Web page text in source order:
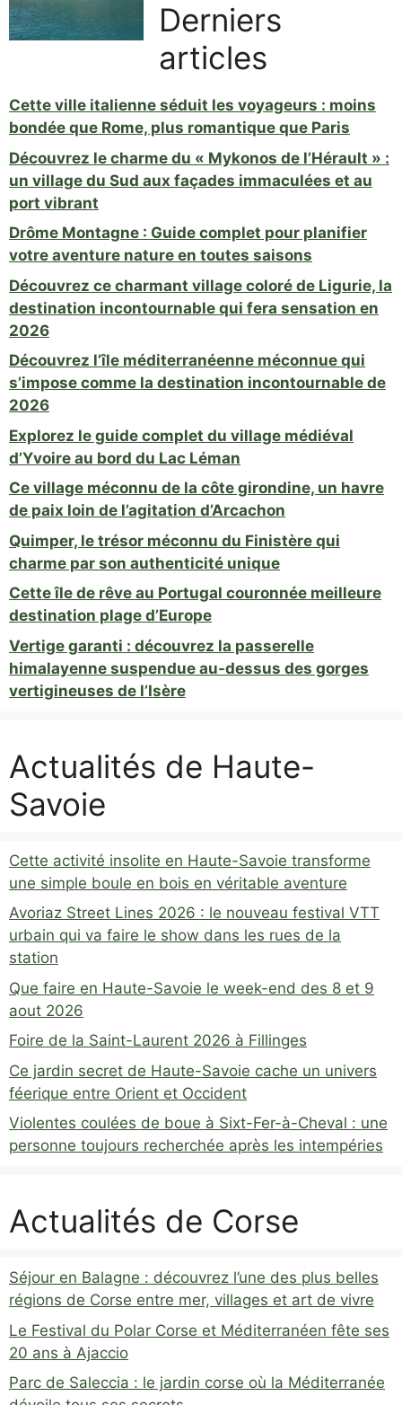
Derniers
articles
Cette ville italienne séduit les voyageurs : moins
bondée que Rome, plus romantique que Paris
Découvrez le charme du « Mykonos de l’Hérault » :
un village du Sud aux façades immaculées et au
port vibrant
Drôme Montagne : Guide complet pour planifier
votre aventure nature en toutes saisons
Découvrez ce charmant village coloré de Ligurie, la
destination incontournable qui fera sensation en
2026
Découvrez l’île méditerranéenne méconnue qui
s’impose comme la destination incontournable de
2026
Explorez le guide complet du village médiéval
d’Yvoire au bord du Lac Léman
Ce village méconnu de la côte girondine, un havre
de paix loin de l’agitation d’Arcachon
Quimper, le trésor méconnu du Finistère qui
charme par son authenticité unique
Cette île de rêve au Portugal couronnée meilleure
destination plage d’Europe
Vertige garanti : découvrez la passerelle
himalayenne suspendue au-dessus des gorges
vertigineuses de l’Isère
Actualités de Haute-
Savoie
Cette activité insolite en Haute-Savoie transforme
une simple boule en bois en véritable aventure
Avoriaz Street Lines 2026 : le nouveau festival VTT
urbain qui va faire le show dans les rues de la
station
Que faire en Haute-Savoie le week-end des 8 et 9
aout 2026
Foire de la Saint-Laurent 2026 à Fillinges
Ce jardin secret de Haute-Savoie cache un univers
féerique entre Orient et Occident
Violentes coulées de boue à Sixt-Fer-à-Cheval : une
personne toujours recherchée après les intempéries
Actualités de Corse
Séjour en Balagne : découvrez l’une des plus belles
régions de Corse entre mer, villages et art de vivre
Le Festival du Polar Corse et Méditerranéen fête ses
20 ans à Ajaccio
Parc de Saleccia : le jardin corse où la Méditerranée